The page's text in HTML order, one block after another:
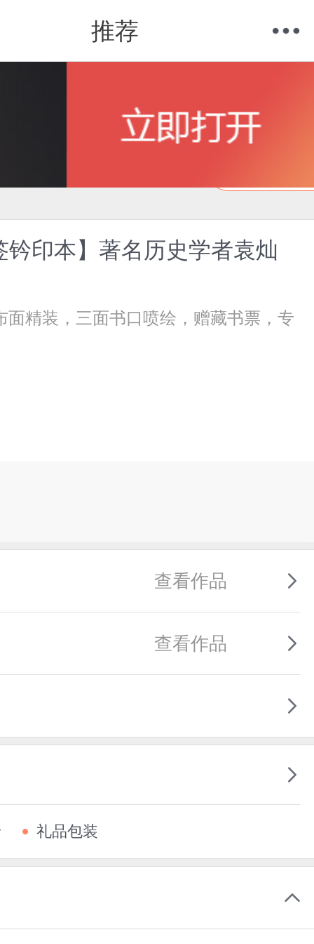
推荐
我的当当
印本】著名历史学者袁灿
精装，三面书口喷绘，赠藏书票，专
查看作品
查看作品
礼品包装